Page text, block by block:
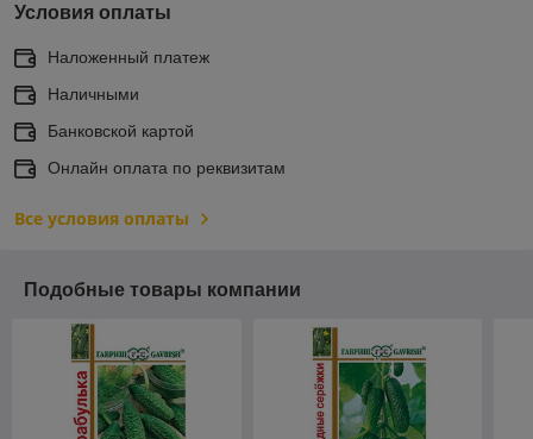
Условия оплаты
Наложенный платеж
Наличными
Банковской картой
Онлайн оплата по реквизитам
Все условия оплаты
Подобные товары компании